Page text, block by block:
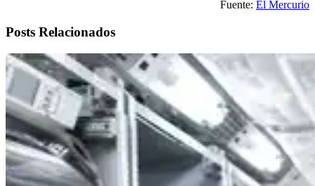
Fuente: El Mercurio
Posts Relacionados